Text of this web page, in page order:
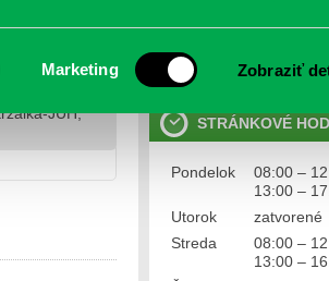
Marketing Zobraziť
Ochrana osobných
STRÁNKOVÉ
Pondelok
08:00 –
13:00 –
Utorok
zatvorené
Streda
08:00 –
13:00 –
JUH,
JUH,